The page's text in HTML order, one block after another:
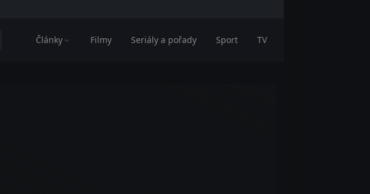
Články Filmy Seriály a pořady Sport TV